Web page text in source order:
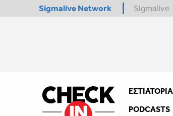
Sigmalive Network Sigmalive
ΕΣΤΙΑΤΌΡΙΑ
PODCASTS